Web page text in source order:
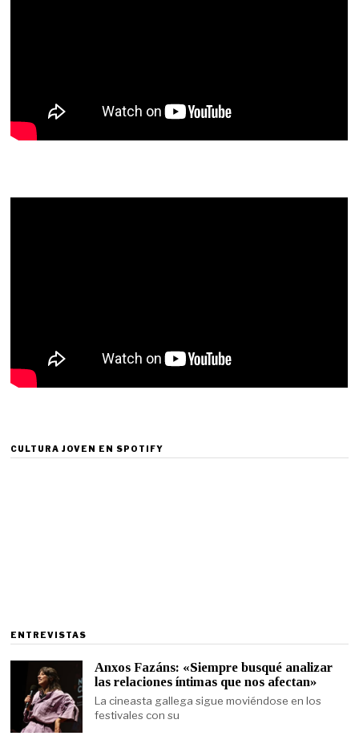
CULTURA JOVEN EN SPOTIFY
ENTREVISTAS
Anxos Fazáns: «Siempre busqué analizar
las relaciones íntimas que nos afectan»
La cineasta gallega sigue moviéndose en los
festivales con su